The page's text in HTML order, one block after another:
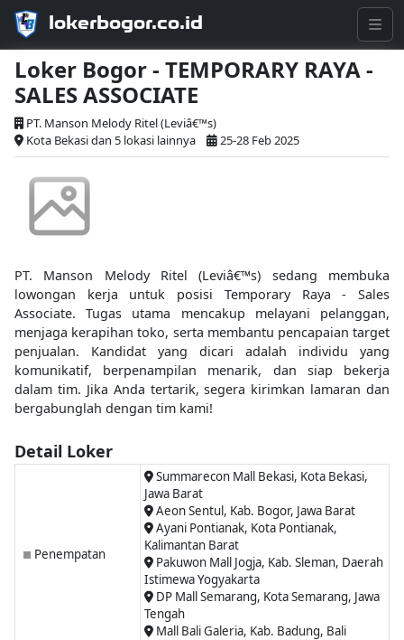
lokerbogor.co.id
Loker Bogor - TEMPORARY RAYA -
SALES ASSOCIATE
PT. Manson Melody Ritel (Leviâ€™s)
Kota Bekasi dan 5 lokasi lainnya
25-28 Feb 2025
PT. Manson Melody Ritel (Leviâ€™s) sedang membuka
lowongan kerja untuk posisi Temporary Raya - Sales
Associate. Tugas utama mencakup melayani pelanggan,
menjaga kerapihan toko, serta membantu pencapaian target
penjualan. Kandidat yang dicari adalah individu yang
komunikatif, berpenampilan menarik, dan siap bekerja
dalam tim. Jika Anda tertarik, segera kirimkan lamaran dan
bergabunglah dengan tim kami!
Detail Loker
■ Penempatan
Summarecon Mall Bekasi, Kota Bekasi,
Jawa Barat
Aeon Sentul, Kab. Bogor, Jawa Barat
Ayani Pontianak, Kota Pontianak,
Kalimantan Barat
Pakuwon Mall Jogja, Kab. Sleman, Daerah
Istimewa Yogyakarta
DP Mall Semarang, Kota Semarang, Jawa
Tengah
Mall Bali Galeria, Kab. Badung, Bali